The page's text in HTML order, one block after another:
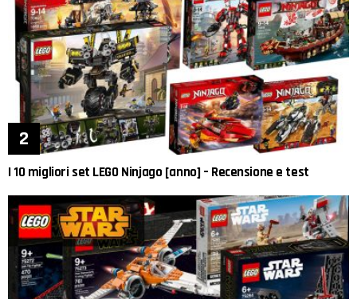
I 10 migliori set LEGO Ninjago [anno] – Recensione e test